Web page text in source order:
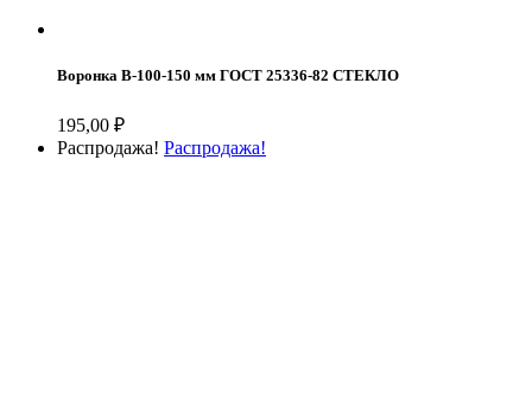
Воронка В-100-150 мм ГОСТ 25336-82 СТЕКЛО
195,00 ₽
Распродажа! Распродажа!